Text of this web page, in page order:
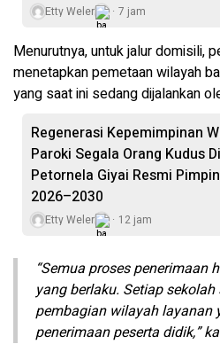
Etty Weler 7 jam
Menurutnya, untuk jalur domisili,
menetapkan pemetaan wilayah
yang saat ini sedang dijalankan
Regenerasi Kepemimpinan
Paroki Segala Orang Kudus
Petornela Giyai Resmi
2026–2030
Etty Weler 12 jam
“Semua proses penerimaan
yang berlaku. Setiap
pembagian wilayah layanan
penerimaan peserta didik,”